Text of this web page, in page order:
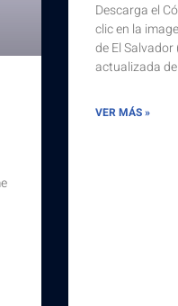
Descarga el
clic en la
de El
actualizada de
VER MÁS »